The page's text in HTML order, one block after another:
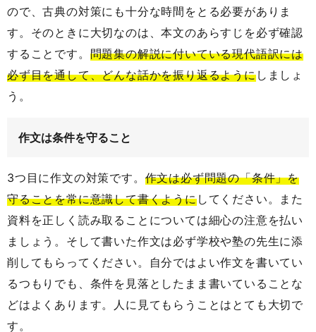
ので、古典の対策にも十分な時間をとる必要がありま
す。そのときに大切なのは、本文のあらすじを必ず確認
することです。 問題集の解説に付いている現代語訳には
必ず目を通して、どんな話かを振り返るようにしましょ
う。
作文は条件を守ること
3つ目に作文の対策です。 作文は必ず問題の「条件」を
守ることを常に意識して書くようにしてください。また
資料を正しく読み取ることについては細心の注意を払い
ましょう。そして書いた作文は必ず学校や塾の先生に添
削してもらってください。自分ではよい作文を書いてい
るつもりでも、条件を見落としたまま書いていることな
どはよくあります。人に見てもらうことはとても大切で
す。